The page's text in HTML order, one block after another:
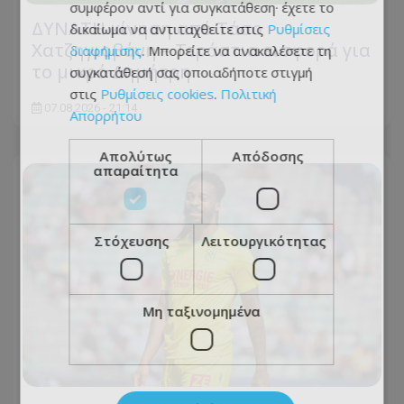
ΔΥΝΑΤΗ κίνηση από Τάσο
Χατζηγιοβάνη – Τεράστια εισφορά για
το μικρό Δημήτρη
07.08.2026 - 21:14
συμφέρον αντί για συγκατάθεση· έχετε το
δικαίωμα να αντιταχθείτε στις Ρυθμίσεις
διαφήμισης. Μπορείτε να ανακαλέσετε τη
συγκατάθεσή σας οποιαδήποτε στιγμή
στις Ρυθμίσεις cookies. Πολιτική
Απορρήτου
Απολύτως
απαραίτητα
Απόδοσης
Στόχευσης Λειτουργικότητας
Μη ταξινομημένα